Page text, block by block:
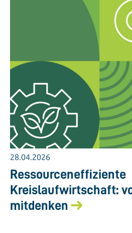
28.04.2026
Ressourceneffiziente
Kreislaufwirtschaft:
mitdenken